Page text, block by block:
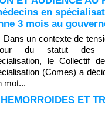
en
3 mois au
un contexte de
du statut des
le Collectif
(Comes) a
mot...
ET